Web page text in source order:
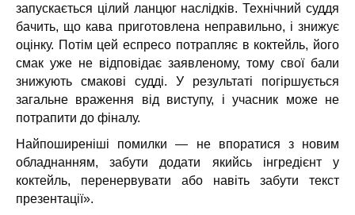
запускається цілий ланцюг наслідків. Технічний суддя
бачить, що кава приготовлена неправильно, і знижує
оцінку. Потім цей еспресо потрапляє в коктейль, його
смак уже не відповідає заявленому, тому свої бали
знижують смакові судді. У результаті погіршується
загальне враження від виступу, і учасник може не
потрапити до фіналу.
Найпоширеніші помилки — не впоратися з новим
обладнанням, забути додати якийсь інгредієнт у
коктейль, перенервувати або навіть забути текст
презентації».